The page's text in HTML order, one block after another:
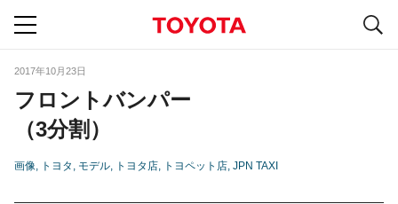
2017年10月23日
フロントバンパー
（3分割）
画像 トヨタ モデル トヨタ店 トヨペット店 JPN TAXI